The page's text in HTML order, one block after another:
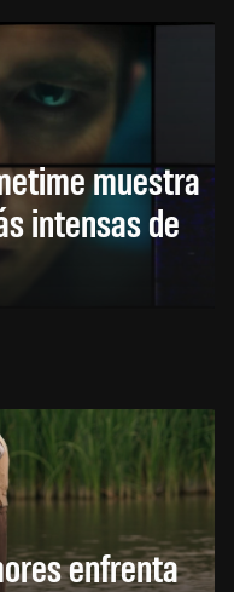
muestra
intensas de
enfrenta